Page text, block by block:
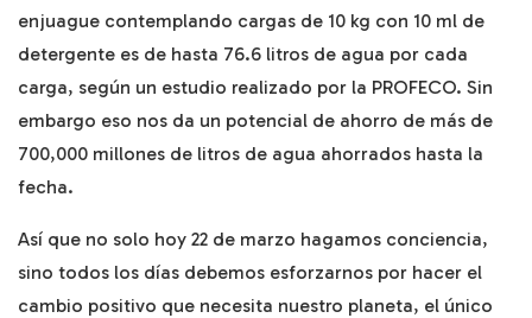
enjuague contemplando cargas de 10 kg con 10 ml de
detergente es de hasta 76.6 litros de agua por cada
carga, según un estudio realizado por la PROFECO. Sin
embargo eso nos da un potencial de ahorro de más de
700,000 millones de litros de agua ahorrados hasta la
fecha.
Así que no solo hoy 22 de marzo hagamos conciencia,
sino todos los días debemos esforzarnos por hacer el
cambio positivo que necesita nuestro planeta, el único